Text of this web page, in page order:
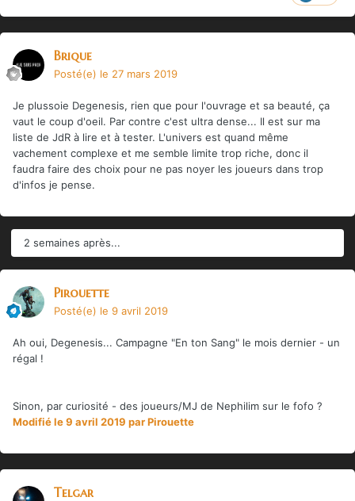
Brique
Posté(e) le 27 mars 2019
Je plussoie Degenesis, rien que pour l'ouvrage et sa beauté, ça
vaut le coup d'oeil. Par contre c'est ultra dense... Il est sur ma
liste de JdR à lire et à tester. L'univers est quand même
vachement complexe et me semble limite trop riche, donc il
faudra faire des choix pour ne pas noyer les joueurs dans trop
d'infos je pense.
2 semaines après...
Pirouette
Posté(e) le 9 avril 2019
Ah oui, Degenesis... Campagne "En ton Sang" le mois dernier - un
régal !
Sinon, par curiosité - des joueurs/MJ de Nephilim sur le fofo ?
Modifiéle 9 avril 2019 par Pirouette
Telgar